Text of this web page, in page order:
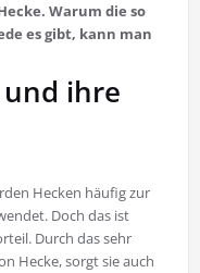
Warum die so
es gibt, kann man
und ihre
Hecken häufig zur
Doch das ist
Durch das sehr
Hecke, sorgt sie auch